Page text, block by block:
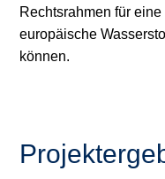
Rechtsrahmen für
europäische
können.